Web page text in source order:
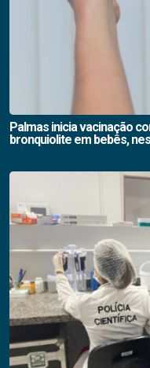
Palmas inicia vacinação
bronquiolite em bebês,